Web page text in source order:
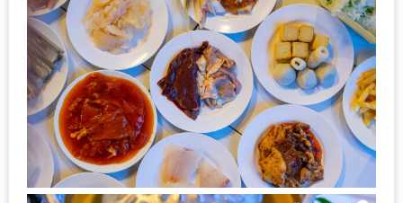
200
บาท
ชี้
เบาะแส
ความ
อร่อย